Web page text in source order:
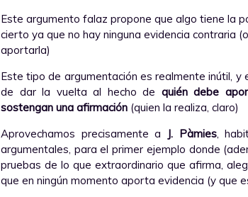
Este argumento falaz propone que algo tiene la
cierto ya que no hay ninguna evidencia contraria
aportarla)
Este tipo de argumentación es realmente inútil, y
de dar la vuelta al hecho de quién debe
sostengan una afirmación (quien la realiza, claro)
Aprovechamos precisamente a
J. Pàmies,
argumentales, para el primer ejemplo donde
pruebas de lo que extraordinario que afirma,
que en ningún momento aporta evidencia (y que